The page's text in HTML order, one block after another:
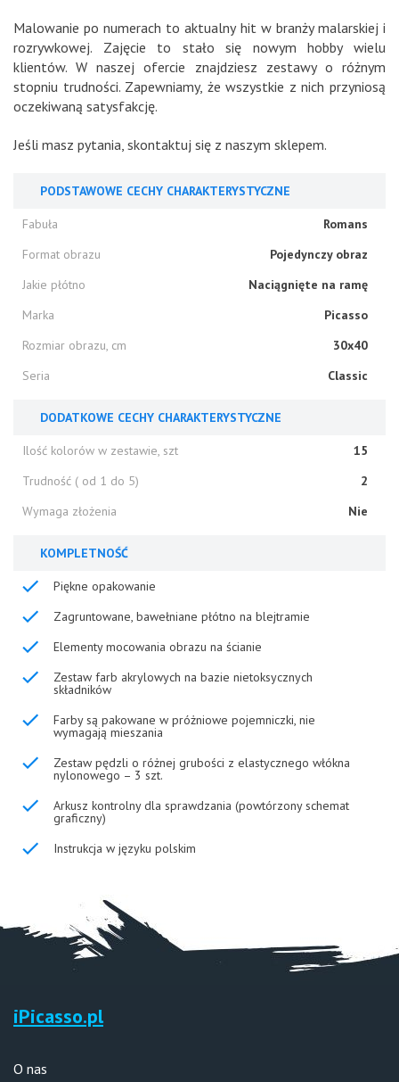
Malowanie po numerach to aktualny hit w branży malarskiej i
rozrywkowej. Zajęcie to stało się nowym hobby wielu
klientów. W naszej ofercie znajdziesz zestawy o różnym
stopniu trudności. Zapewniamy, że wszystkie z nich przyniosą
oczekiwaną satysfakcję.
Jeśli masz pytania, skontaktuj się z naszym sklepem.
PODSTAWOWE CECHY CHARAKTERYSTYCZNE
Fabuła
Romans
Format obrazu
Pojedynczy obraz
Jakie płótno
Naciągnięte na ramę
Marka
Picasso
Rozmiar obrazu, cm
30x40
Seria
Classic
DODATKOWE CECHY CHARAKTERYSTYCZNE
Ilość kolorów w zestawie, szt
15
Trudność ( od 1 do 5)
2
Wymaga złożenia
Nie
KOMPLETNOŚĆ
Piękne opakowanie
Zagruntowane, bawełniane płótno na blejtramie
Elementy mocowania obrazu na ścianie
Zestaw farb akrylowych na bazie nietoksycznych
składników
Farby są pakowane w próżniowe pojemniczki, nie
wymagają mieszania
Zestaw pędzli o różnej grubości z elastycznego włókna
nylonowego – 3 szt.
Arkusz kontrolny dla sprawdzania (powtórzony schemat
graficzny)
Instrukcja w języku polskim
iPicasso.pl
O nas